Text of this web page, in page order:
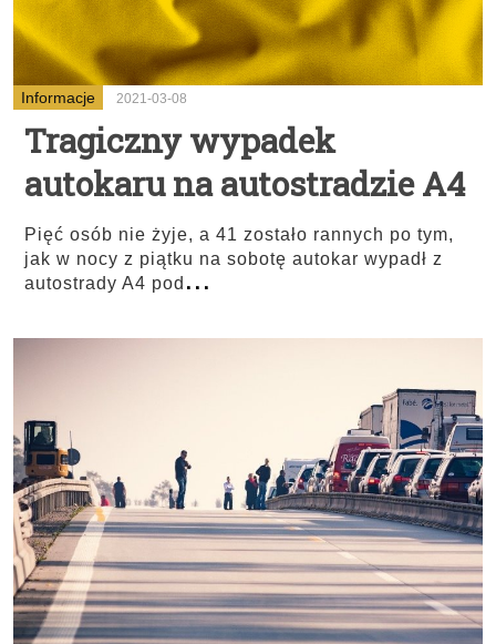
Informacje 2021-03-08
Tragiczny wypadek
autokaru na autostradzie A4
Pięć osób nie żyje, a 41 zostało rannych po tym,
jak w nocy z piątku na sobotę autokar wypadł z
autostrady A4 pod...